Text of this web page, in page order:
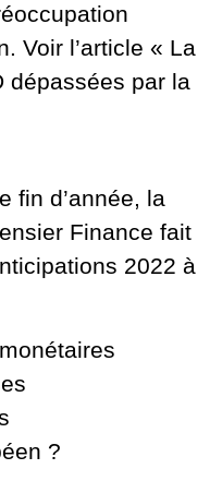
Voir l’article « La
dépassées par la
fin d’année, la
Finance fait
2022 à
?